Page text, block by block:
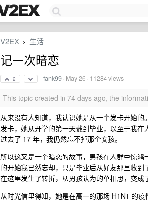
V2EX › 生活
记一次暗恋
2 fank99 · May 26 · 11284 views
This topic created in 74 days ago, the
从来没有人知道，我认识她是从一个发卡开始
发卡，她从开学的第一天戴到毕业，以至于我
过去了 17 年，我仍然忘不掉那个女孩。
所以这又是一个暗恋的故事，男孩在人群中惊
的开始我已然忘却，只是毕业后从好友那里收
在这里发生了转折，从男孩认为的单相思，变成
从时光信里得知，她是在高一的那场 H1N1 的